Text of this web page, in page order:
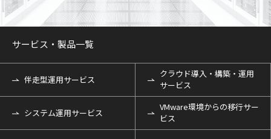
サービス・製品一覧
伴走型運用サービス
クラウド導入・構築・運用
サービス
システム運用サービス
VMware環境からの移行サー
ビス